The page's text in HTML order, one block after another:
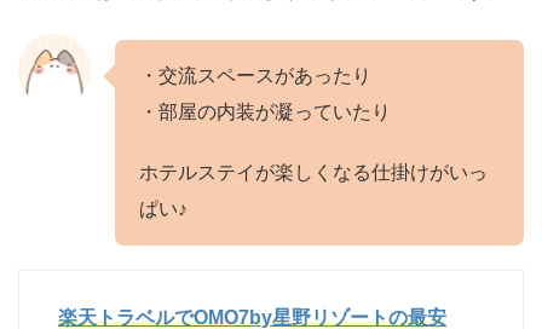
・交流スペースがあったり
・部屋の内装が凝っていたり
ホテルステイが楽しくなる仕掛けがいっ
ぱい♪
楽天トラベルでOMO7by星野リゾートの最安